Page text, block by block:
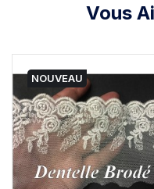
Vous
NOUVEAU